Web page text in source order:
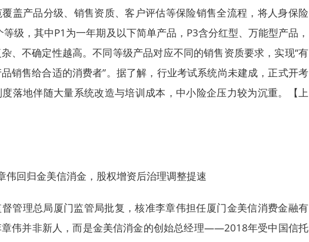
盖产品分级、销售资质、客户评估等保险销售全流程，将人身保险
级，其中P1为一年期及以下简单产品，P3含分红型、万能型产品，
、不确定性越高。不同等级产品对应不同的销售资质要求，实现“有
销售给合适的消费者”。据了解，行业考试系统尚未建成，正式开考
落地伴随大量系统改造与培训成本，中小险企压力较为沉重。【上
伟回归金美信消金，股权增资后治理调整提速
管理总局厦门监管局批复，核准李章伟担任厦门金美信消费金融有
伟并非新人，而是金美信消金的创始总经理——2018年受中国信托